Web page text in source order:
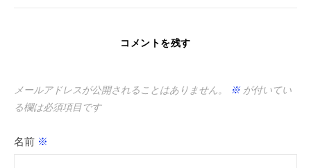
コメントを残す
メールアドレスが公開されることはありません。 ※が付いてい
る欄は必須項目です
名前 ※